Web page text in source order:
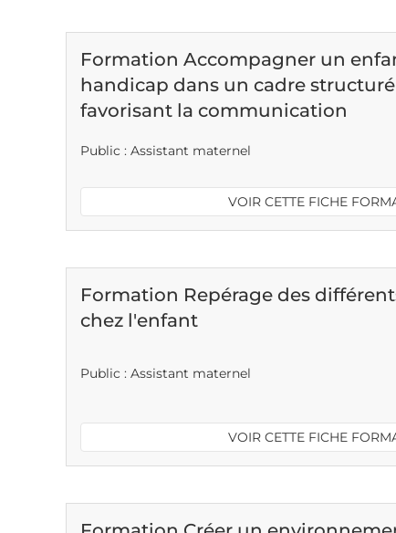
Formation Accompagner un
handicap dans un cadre
favorisant la communication
Public : Assistant maternel
VOIR CETTE FICHE
Formation Repérage des
chez l'enfant
Public : Assistant maternel
VOIR CETTE FICHE